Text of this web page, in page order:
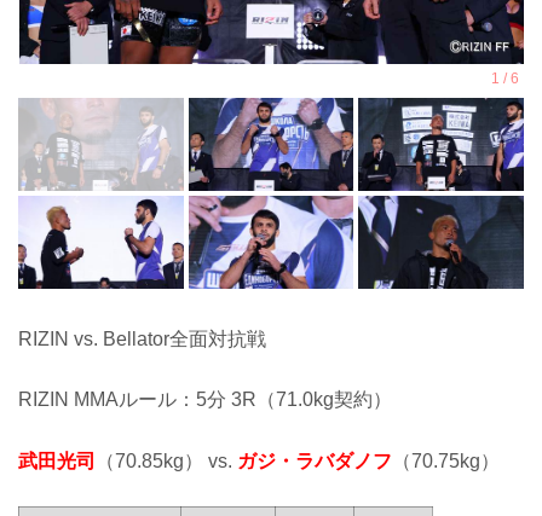
RIZIN vs. Bellator全面対抗戦
RIZIN MMAルール：5分 3R（71.0kg契約）
武田光司 （70.85kg） vs. ガジ・ラバダノフ （70.75kg）